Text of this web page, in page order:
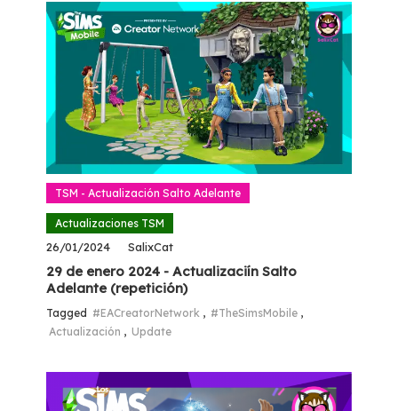
TSM - Actualización Salto Adelante
Actualizaciones TSM
26/01/2024 SalixCat
29 de enero 2024 - Actualizaciín Salto
Adelante (repetición)
Tagged #EACreatorNetwork , #TheSimsMobile ,
Actualización , Update